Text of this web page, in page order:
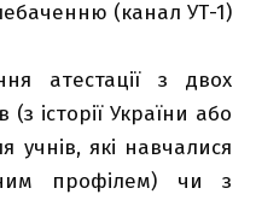
(канал УТ-1)
атестації з двох
історії України або
учнів, які навчалися
профілем) чи з